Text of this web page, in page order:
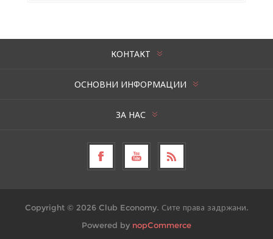
КОНТАКТ
ОСНОВНИ ИНФОРМАЦИИ
ЗА НАС
Copyright © 2026 Club Economy. Сите права задржани.
Powered by nopCommerce